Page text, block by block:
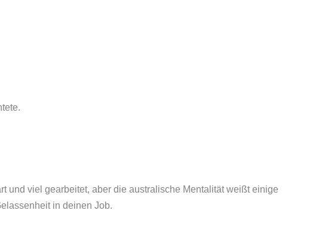
und viel gearbeitet, aber die australische Mentalität weißt einige
in deinen Job.